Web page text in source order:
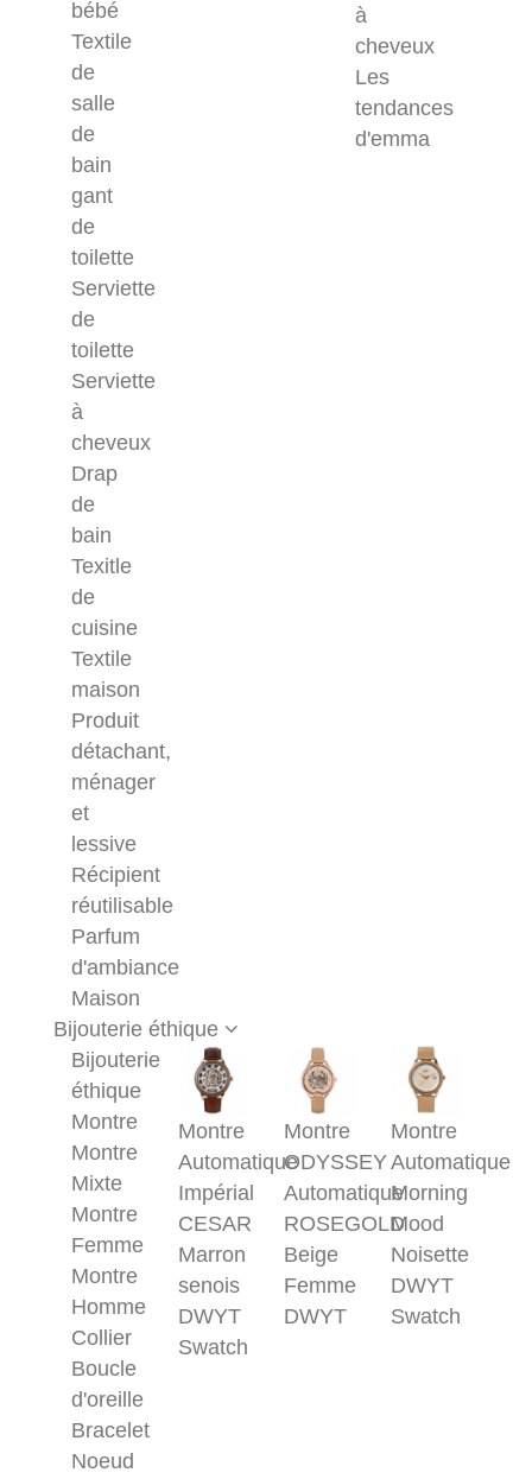
bébé
Textile
de
salle
de
bain
gant
de
toilette
Serviette
de
toilette
Serviette
à
cheveux
Drap
de
bain
Texitle
de
cuisine
Textile
maison
Produit
détachant,
ménager
et
lessive
Récipient
réutilisable
Parfum
d'ambiance
Maison
à
cheveux
Les
tendances
d'emma
Bijouterie éthique
Bijouterie
éthique
Montre
Montre
Mixte
Montre
Femme
Montre
Homme
Collier
Boucle
d'oreille
Bracelet
Noeud
Montre
Automatique
Impérial
CESAR
Marron
senois
DWYT
Swatch
Montre
ODYSSEY
Automatique
ROSEGOLD
Beige
Femme
DWYT
Montre
Automatique
Morning
Mood
Noisette
DWYT
Swatch